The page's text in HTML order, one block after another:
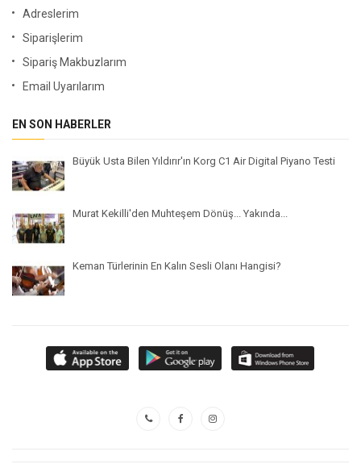
Adreslerim
Siparişlerim
Sipariş Makbuzlarım
Email Uyarılarım
EN SON HABERLER
Büyük Usta Bilen Yıldırır'ın Korg C1 Air Digital Piyano Testi
Murat Kekilli'den Muhteşem Dönüş... Yakında...
Keman Türlerinin En Kalın Sesli Olanı Hangisi?